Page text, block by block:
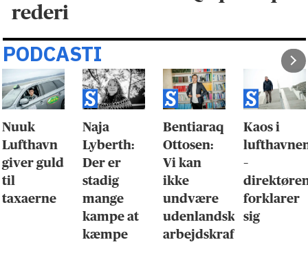
rederi
PODCASTI
Nuuk
Lufthavn
giver guld
til
taxaerne
Naja
Lyberth:
Der er
stadig
mange
kampe at
kæmpe
Bentiaraq
Ottosen:
Vi kan
ikke
undvære
udenlandsk
arbejdskraft
Kaos i
–
forklarer
sig